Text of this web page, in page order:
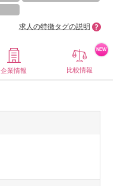
求人の特徴タグの説明
企業情報 比較情報
NEW